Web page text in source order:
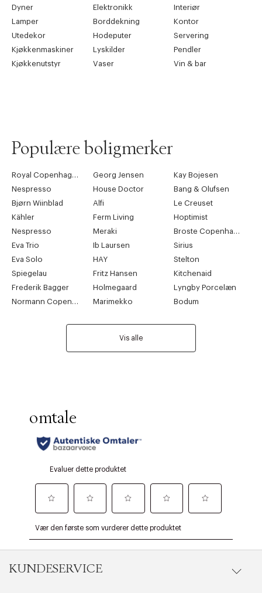
Dyner
Elektronikk
Interiør
Lamper
Borddekning
Kontor
Utedekor
Hodeputer
Servering
Kjøkkenmaskiner
Lyskilder
Pendler
Kjøkkenutstyr
Vaser Vin & bar
Populære boligmerker
Royal Copenhagen Georg Jensen
Kay Bojesen
Nespresso
House Doctor
Bang & Olufsen
Bjørn Wiinblad
Alfi
Le Creuset
Kähler
Ferm Living
Hoptimist
Nespresso
Meraki
Broste Copenhagen
Eva Trio
Ib Laursen
Sirius
Eva Solo
HAY
Stelton
Spiegelau
Fritz Hansen
Kitchenaid
Frederik Bagger
Holmegaard
Lyngby Porcelæn
Normann Copenhagen
Marimekko Bodum
Vis alle
KUNDESERVICE